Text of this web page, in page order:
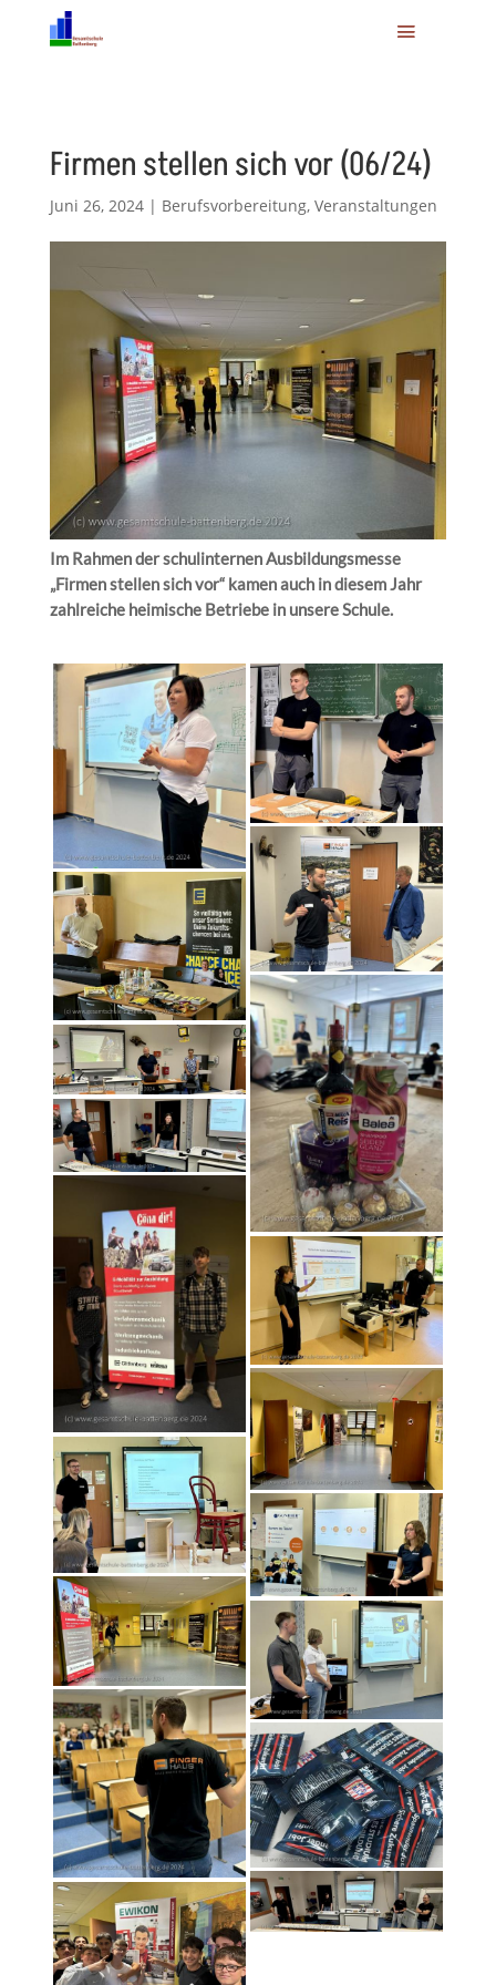
Firmen stellen sich vor (06/24)
Juni 26, 2024| Berufsvorbereitung, Veranstaltungen
Im Rahmen der schulinternen Ausbildungsmesse
„Firmen stellen sich vor“ kamen auch in diesem Jahr
zahlreiche heimische Betriebe in unsere Schule.